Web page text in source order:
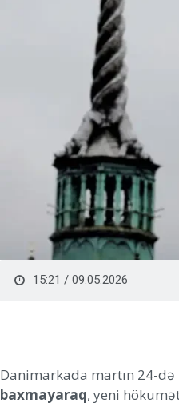
15:21 / 09.05.2026
Danimarkada martın 24-
baxmayaraq, yeni